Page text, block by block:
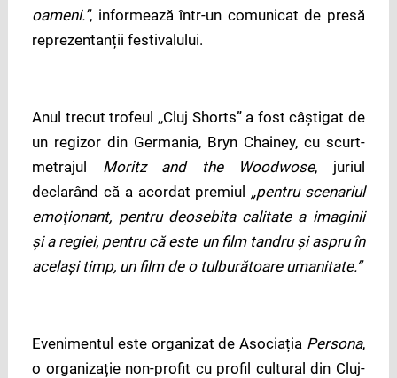
oameni.”, informează într-un comunicat de presă
reprezentanții festivalului.
Anul trecut trofeul ,,Cluj Shorts” a fost câștigat de
un regizor din Germania, Bryn Chainey, cu scurt-
metrajul Moritz and the Woodwose, juriul
declarând că a acordat premiul „pentru scenariul
emoţionant, pentru deosebita calitate a imaginii
şi a regiei, pentru că este un film tandru şi aspru în
acelaşi timp, un film de o tulburătoare umanitate.”
Evenimentul este organizat de Asociația Persona,
o organizație non-profit cu profil cultural din Cluj-